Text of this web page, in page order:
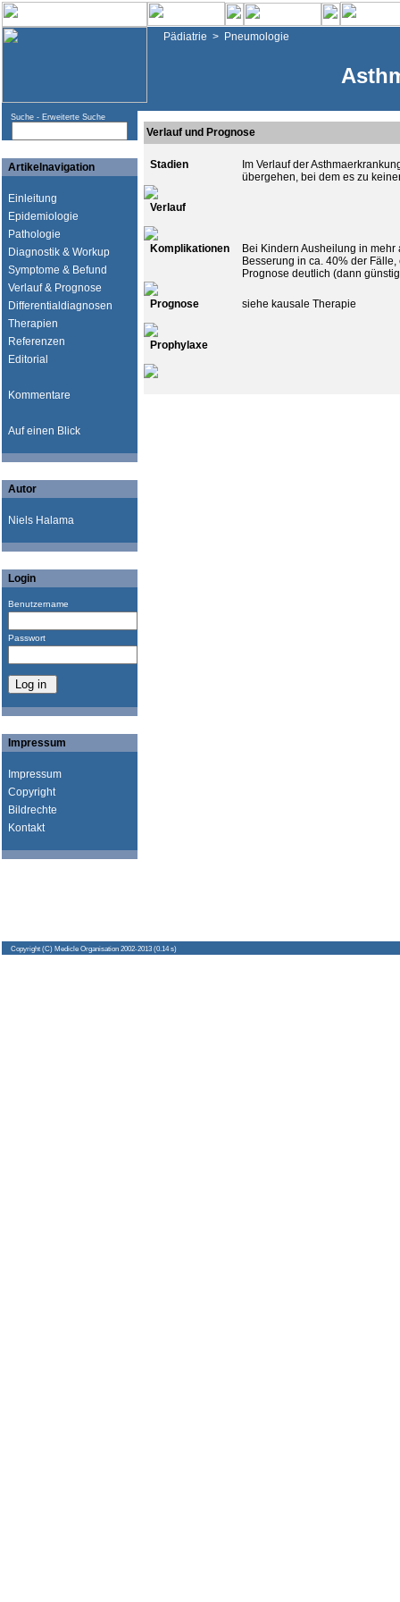
Pädiatrie > Pneumologie
Suche - Erweiterte Suche
Artikelnavigation
Einleitung
Epidemiologie
Pathologie
Diagnostik & Workup
Symptome & Befund
Verlauf & Prognose
Differentialdiagnosen
Therapien
Referenzen
Editorial
Kommentare
Auf einen Blick
Autor
Niels Halama
Login
Benutzername
Passwort
Impressum
Impressum
Copyright
Bildrechte
Kontakt
Verlauf und Prognose
Stadien
Im Verlauf der
übergehen, bei dem es zu
Verlauf
Komplikationen
Bei Kindern Ausheilung in
Besserung in ca. 40% der
Prognose deutlich (dann
Prognose siehe kausale Therapie
Prophylaxe
Copyright (C) Medicle Organisation 2002-2013 (0.14 s)